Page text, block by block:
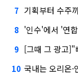
7 기획부터 수주
8 '인수'에서 '연
9 [그때 그 광고]"
10 국내는 오리온